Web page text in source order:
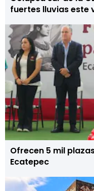
fuertes lluvias este
Ofrecen 5 mil
Ecatepec